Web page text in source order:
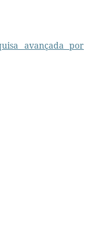
avançada por